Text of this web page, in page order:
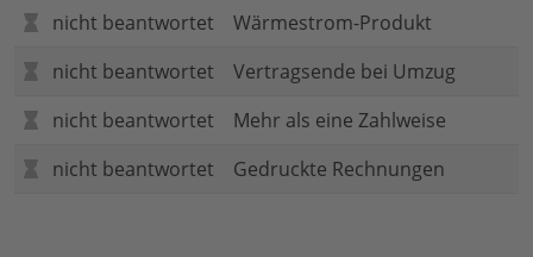
nicht beantwortet
Wärmestrom-Produkt
nicht beantwortet
Vertragsende bei Umzug
nicht beantwortet
Mehr als eine Zahlweise
nicht beantwortet
Gedruckte Rechnungen